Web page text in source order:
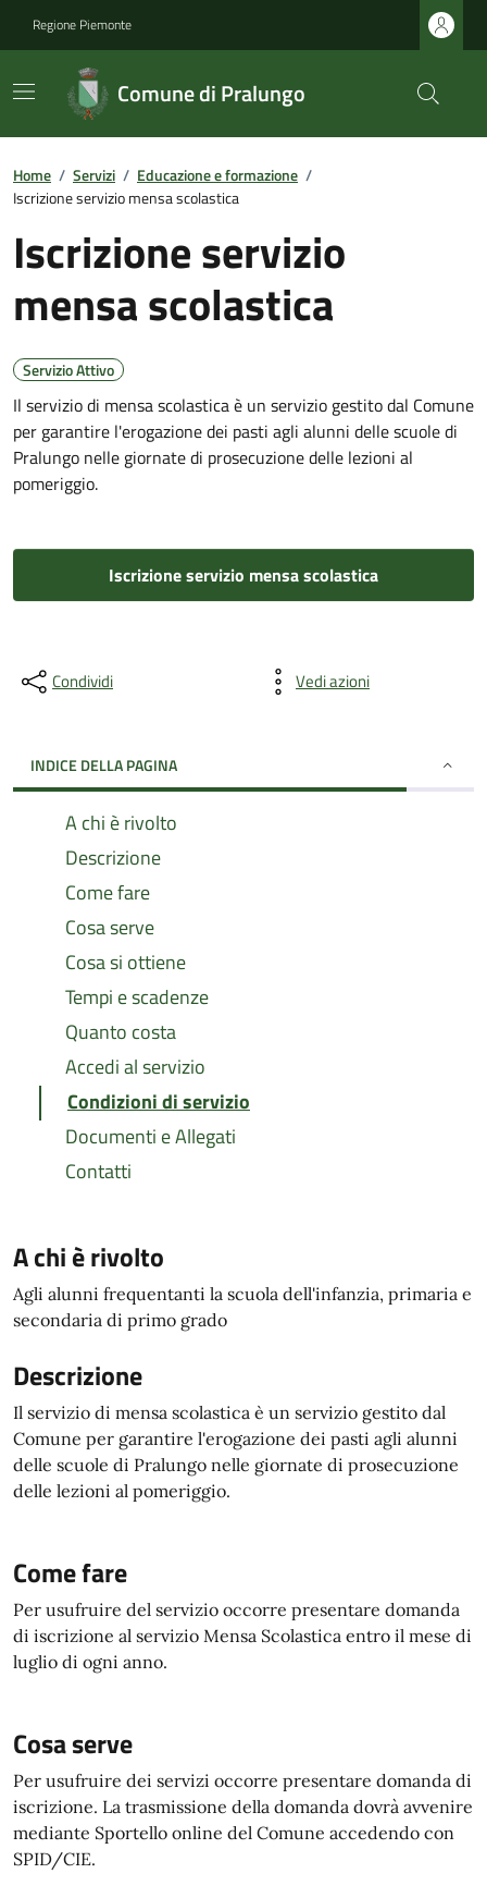
Regione Piemonte
Comune di Pralungo
Home / Servizi / Educazione e formazione /
Iscrizione servizio mensa scolastica
Iscrizione servizio
mensa scolastica
Servizio Attivo
Il servizio di mensa scolastica è un servizio gestito dal Comune
per garantire l'erogazione dei pasti agli alunni delle scuole di
Pralungo nelle giornate di prosecuzione delle lezioni al
pomeriggio.
Iscrizione servizio mensa scolastica
Condividi Vedi azioni
INDICE DELLA PAGINA
A chi è rivolto
Descrizione
Come fare
Cosa serve
Cosa si ottiene
Tempi e scadenze
Quanto costa
Accedi al servizio
Condizioni di servizio
Documenti e Allegati
Contatti
A chi è rivolto
Agli alunni frequentanti la scuola dell'infanzia, primaria e
secondaria di primo grado
Descrizione
Il servizio di mensa scolastica è un servizio gestito dal
Comune per garantire l'erogazione dei pasti agli alunni
delle scuole di Pralungo nelle giornate di prosecuzione
delle lezioni al pomeriggio.
Come fare
Per usufruire del servizio occorre presentare domanda
di iscrizione al servizio Mensa Scolastica entro il mese di
luglio di ogni anno.
Cosa serve
Per usufruire dei servizi occorre presentare domanda di
iscrizione. La trasmissione della domanda dovrà avvenire
mediante Sportello online del Comune accedendo con
SPID/CIE.